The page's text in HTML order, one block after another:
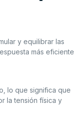
y equilibrar las
más eficiente
lo que significa que
la tensión física y